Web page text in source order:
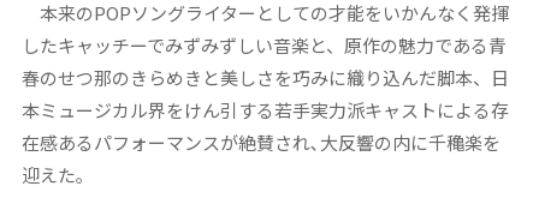
本来のPOPソングライターとしての才能をいかんなく発揮
したキャッチーでみずみずしい音楽と、原作の魅力である青
春のせつ那のきらめきと美しさを巧みに織り込んだ脚本、日
本ミュージカル界をけん引する若手実力派キャストによる存
在感あるパフォーマンスが絶賛され､大反響の内に千穐楽を
迎えた｡